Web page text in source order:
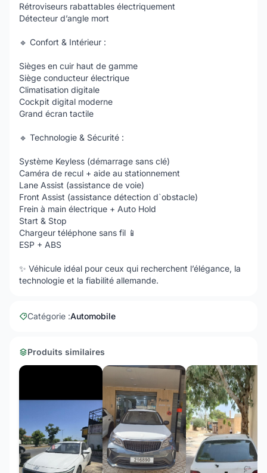
Rétroviseurs rabattables électriquement
Détecteur d’angle mort
🔹 Confort & Intérieur :
Sièges en cuir haut de gamme
Siège conducteur électrique
Climatisation digitale
Cockpit digital moderne
Grand écran tactile
🔹 Technologie & Sécurité :
Système Keyless (démarrage sans clé)
Caméra de recul + aide au stationnement
Lane Assist (assistance de voie)
Front Assist (assistance détection d`obstacle)
Frein à main électrique + Auto Hold
Start & Stop
Chargeur téléphone sans fil 📱
ESP + ABS
✨ Véhicule idéal pour ceux qui recherchent l’élégance, la
technologie et la fiabilité allemande.
Catégorie :Automobile
Produits similaires